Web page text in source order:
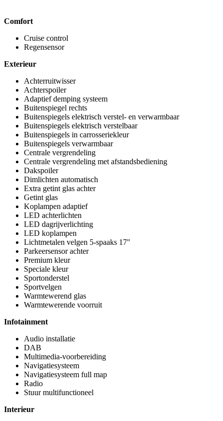
Comfort
Cruise control
Regensensor
Exterieur
Achterruitwisser
Achterspoiler
Adaptief demping systeem
Buitenspiegel rechts
Buitenspiegels elektrisch verstel- en verwarmbaar
Buitenspiegels elektrisch verstelbaar
Buitenspiegels in carrosseriekleur
Buitenspiegels verwarmbaar
Centrale vergrendeling
Centrale vergrendeling met afstandsbediening
Dakspoiler
Dimlichten automatisch
Extra getint glas achter
Getint glas
Koplampen adaptief
LED achterlichten
LED dagrijverlichting
LED koplampen
Lichtmetalen velgen 5-spaaks 17"
Parkeersensor achter
Premium kleur
Speciale kleur
Sportonderstel
Sportvelgen
Warmtewerend glas
Warmtewerende voorruit
Infotainment
Audio installatie
DAB
Multimedia-voorbereiding
Navigatiesysteem
Navigatiesysteem full map
Radio
Stuur multifunctioneel
Interieur